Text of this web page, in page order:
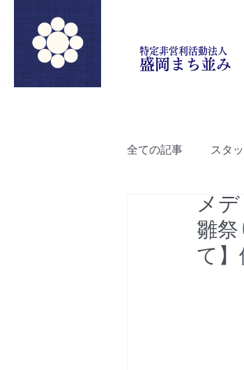
特定非営利活動法人
盛岡まち並み
全ての記事 スタ
「雲を紡ぐ」
ルートデザイン
メ
雛
て